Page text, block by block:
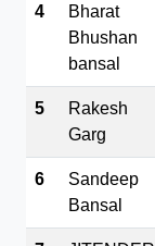
4
Bharat
Bhushan
bansal
5
Rakesh
Garg
6
Sandeep
Bansal